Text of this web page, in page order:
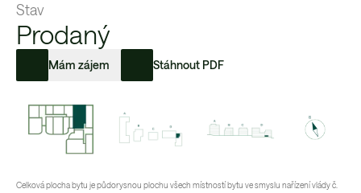
Stav
Prodaný
Mám zájem Stáhnout PDF
Celková plocha bytu je půdorysnou plochu všech místností bytu ve smyslu nařízení vlády č.